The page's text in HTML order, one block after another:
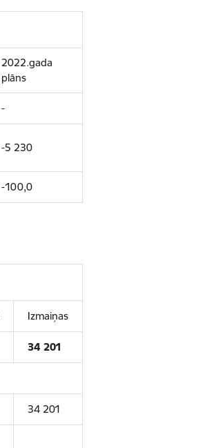
2022.gada
plāns
-
-5 230
-100,0
Izmaiņas
34 201
34 201